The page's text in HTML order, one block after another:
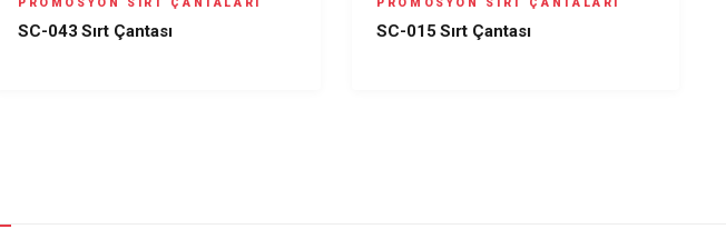
PROMOSYON SIRT ÇANTALARI
SC-043 Sırt Çantası
PROMOSYON SIRT ÇANTALARI
SC-015 Sırt Çantası